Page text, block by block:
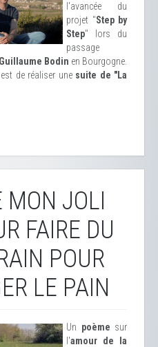
l'avancée du
projet "Step by
Step" lors du
passage
Guillaume Bodin en Bourgogne.
est de réaliser une suite de "La
MON JOLI
FAIRE DU
POUR
LE PAIN
Un poème sur
l'amour de la